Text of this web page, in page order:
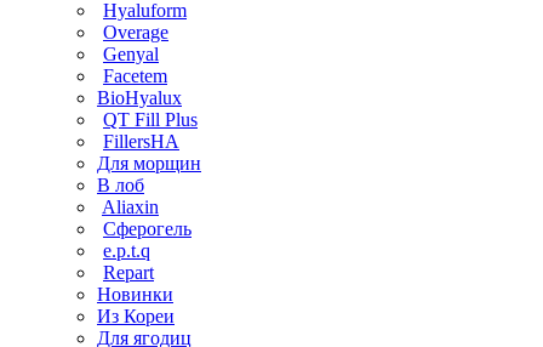
Hyaluform
Overage
Genyal
Facetem
BioHyalux
QT Fill Plus
FillersHA
Для морщин
В лоб
Aliaxin
Сферогель
e.p.t.q
Repart
Новинки
Из Кореи
Для ягодиц